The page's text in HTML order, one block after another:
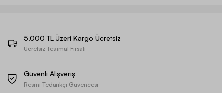
5.000 TL Üzeri Kargo Ücretsiz
Ücretsiz Teslimat Fırsatı
Güvenli Alışveriş
Resmi Tedarikçi Güvencesi